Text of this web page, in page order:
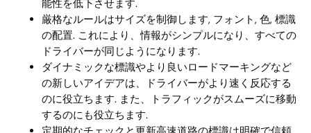
能性を低下させます.
厳格なルールはサイズを制御します, フォント, 色, 標識
の配置. これにより、情報がシンプルになり、すべての
ドライバーが同じようになります.
ダイナミックな標識やより良いロードマーキングなど
の新しいアイデアは、ドライバーがより速く反応する
のに役立ちます. また、トラフィックがスムーズに移動
するのにも役立ちます.